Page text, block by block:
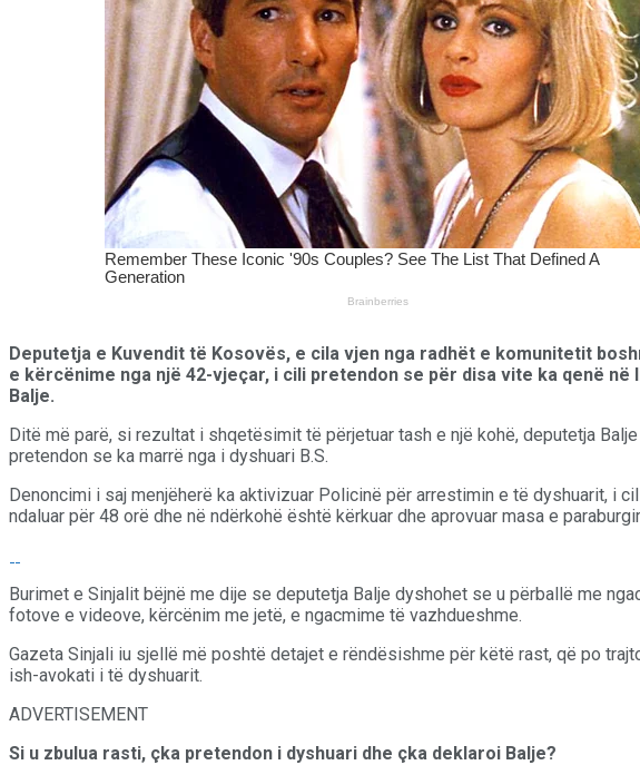
Deputetja e Kuvendit të Kosovës, e cila vjen nga radhët e komunitetit
e kërcënime nga një 42-vjeçar, i cili pretendon se për disa vite ka qenë
Balje.
Ditë më parë, si rezultat i shqetësimit të përjetuar tash e një kohë, deputetja
pretendon se ka marrë nga i dyshuari B.S.
Denoncimi i saj menjëherë ka aktivizuar Policinë për arrestimin e të dyshuarit, i
ndaluar për 48 orë dhe në ndërkohë është kërkuar dhe aprovuar masa e
Burimet e Sinjalit bëjnë me dije se deputetja Balje dyshohet se u përballë me
fotove e videove, kërcënim me jetë, e ngacmime të vazhdueshme.
Gazeta Sinjali iu sjellë më poshtë detajet e rëndësishme për këtë rast, që po
ish-avokati i të dyshuarit.
ADVERTISEMENT
Si u zbulua rasti, çka pretendon i dyshuari dhe çka deklaroi Balje?